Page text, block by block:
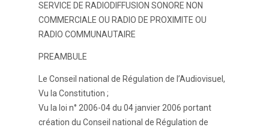
SERVICE DE RADIODIFFUSION SONORE NON
COMMERCIALE OU RADIO DE PROXIMITE OU
RADIO COMMUNAUTAIRE
PREAMBULE
Le Conseil national de Régulation de l’Audiovisuel,
Vu la Constitution ;
Vu la loi n° 2006-04 du 04 janvier 2006 portant
création du Conseil national de Régulation de